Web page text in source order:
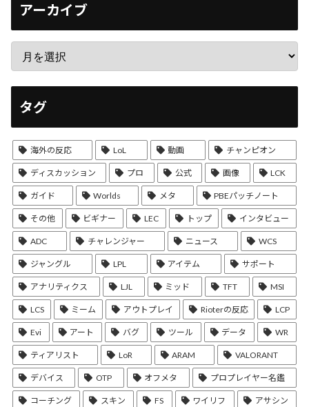
アーカイブ
タグ
海外の反応 LoL 動画 チャンピオン
ディスカッション プロ 公式 画像 LCK
ガイド Worlds メタ PBEパッチノート
その他 ビギナー LEC トップ インタビュー
ADC チャレンジャー ニュース WCS
ジャングル LPL アイテム サポート
アナリティクス LJL ミッド TFT MSI
LCS ミーム アウトプレイ Rioterの反応 LCP
Evi アート バグ ツール データ WR
ティアリスト LoR ARAM VALORANT
デバイス OTP オフメタ プロプレイヤー名鑑
コーチング スキン FS ワイリフ アサシン